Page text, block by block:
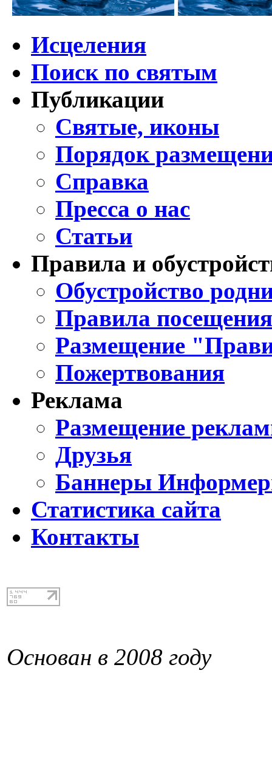
Исцеления
Поиск по святым
Публикации
Святые, иконы
Порядок
Справка
Пресса о нас
Статьи
Правила и
Обустройство
Правила
Размещение
Пожертвования
Реклама
Размещение
Друзья
Баннеры
Статистика сайта
Контакты
Основан в 2008 году